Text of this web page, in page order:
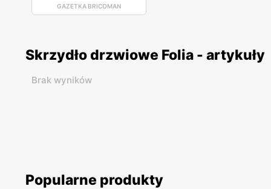
GAZETKA BRICOMAN
Skrzydło drzwiowe Folia - artykuły
Brak wyników
Popularne produkty